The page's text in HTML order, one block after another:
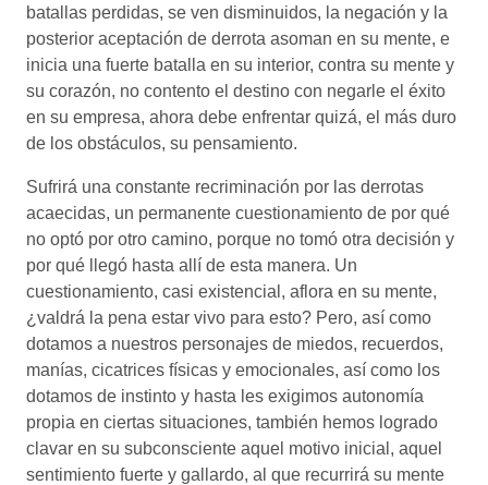
batallas perdidas, se ven disminuidos, la negación y la
posterior aceptación de derrota asoman en su mente, e
inicia una fuerte batalla en su interior, contra su mente y
su corazón, no contento el destino con negarle el éxito
en su empresa, ahora debe enfrentar quizá, el más duro
de los obstáculos, su pensamiento.
Sufrirá una constante recriminación por las derrotas
acaecidas, un permanente cuestionamiento de por qué
no optó por otro camino, porque no tomó otra decisión y
por qué llegó hasta allí de esta manera. Un
cuestionamiento, casi existencial, aflora en su mente,
¿valdrá la pena estar vivo para esto? Pero, así como
dotamos a nuestros personajes de miedos, recuerdos,
manías, cicatrices físicas y emocionales, así como los
dotamos de instinto y hasta les exigimos autonomía
propia en ciertas situaciones, también hemos logrado
clavar en su subconsciente aquel motivo inicial, aquel
sentimiento fuerte y gallardo, al que recurrirá su mente